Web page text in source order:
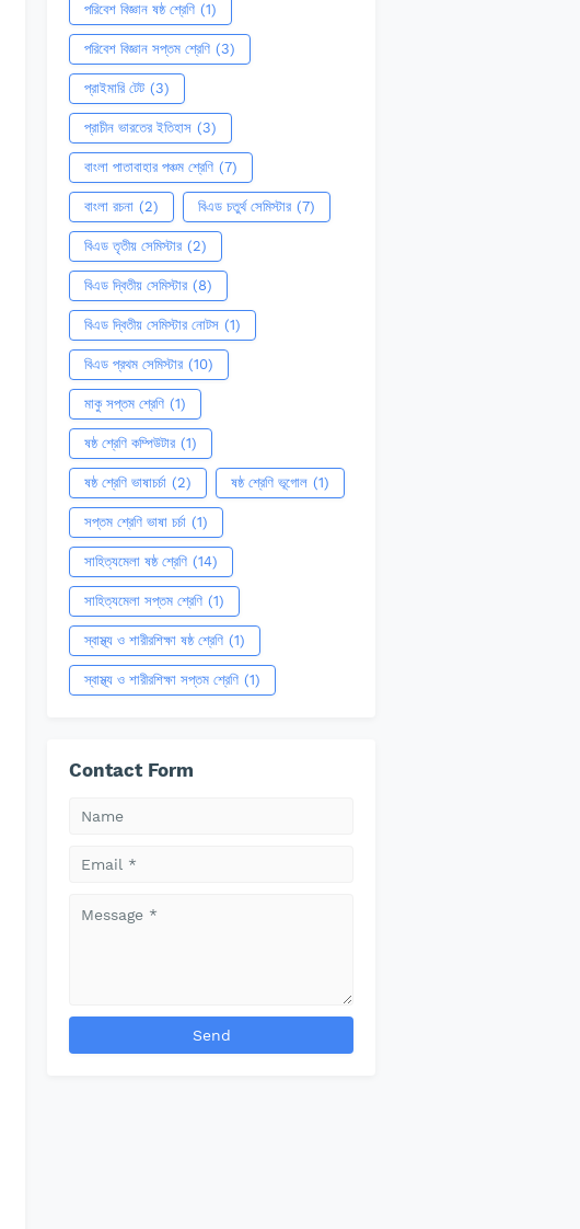
পরিবেশ বিজ্ঞান ষষ্ঠ শ্রেণি (1)
পরিবেশ বিজ্ঞান সপ্তম শ্রেণি (3)
প্রাইমারি টেট (3)
প্রাচীন ভারতের ইতিহাস (3)
বাংলা পাতাবাহার পঞ্চম শ্রেণি (7)
বাংলা রচনা (2) বিএড চতুর্থ সেমিস্টার (7)
বিএড তৃতীয় সেমিস্টার (2)
বিএড দ্বিতীয় সেমিস্টার (8)
বিএড দ্বিতীয় সেমিস্টার নোটস (1)
বিএড প্রথম সেমিস্টার (10)
মাকু সপ্তম শ্রেণি (1)
ষষ্ঠ শ্রেণি কম্পিউটার (1)
ষষ্ঠ শ্রেণি ভাষাচর্চা (2) ষষ্ঠ শ্রেণি ভূগোল (1)
সপ্তম শ্রেণি ভাষা চর্চা (1)
সাহিত্যমেলা ষষ্ঠ শ্রেণি (14)
সাহিত্যমেলা সপ্তম শ্রেণি (1)
স্বাস্থ্য ও শারীরশিক্ষা ষষ্ঠ শ্রেণি (1)
স্বাস্থ্য ও শারীরশিক্ষা সপ্তম শ্রেণি (1)
Contact Form